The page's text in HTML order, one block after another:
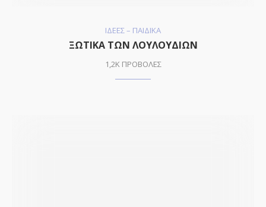
ΙΔΕΕΣ – ΠΑΙΔΙΚΑ
ΞΩΤΙΚΑ ΤΩΝ ΛΟΥΛΟΥΔΙΩΝ
1,2K ΠΡΟΒΟΛΕΣ